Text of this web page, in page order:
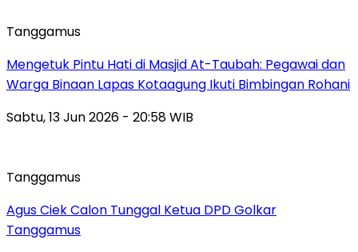
Tanggamus
Mengetuk Pintu Hati di Masjid At-Taubah: Pegawai dan
Warga Binaan Lapas Kotaagung Ikuti Bimbingan Rohani
Sabtu, 13 Jun 2026 - 20:58 WIB
Tanggamus
Agus Ciek Calon Tunggal Ketua DPD Golkar
Tanggamus